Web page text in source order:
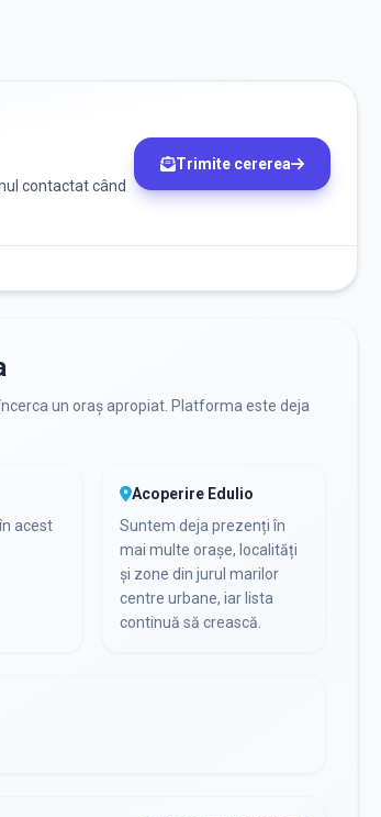
contactat când
Trimite cererea
un oraș apropiat. Platforma este deja
acest
Acoperire Edulio
Suntem deja prezenți în
mai multe orașe, localități
și zone din jurul marilor
centre urbane, iar lista
continuă să crească.